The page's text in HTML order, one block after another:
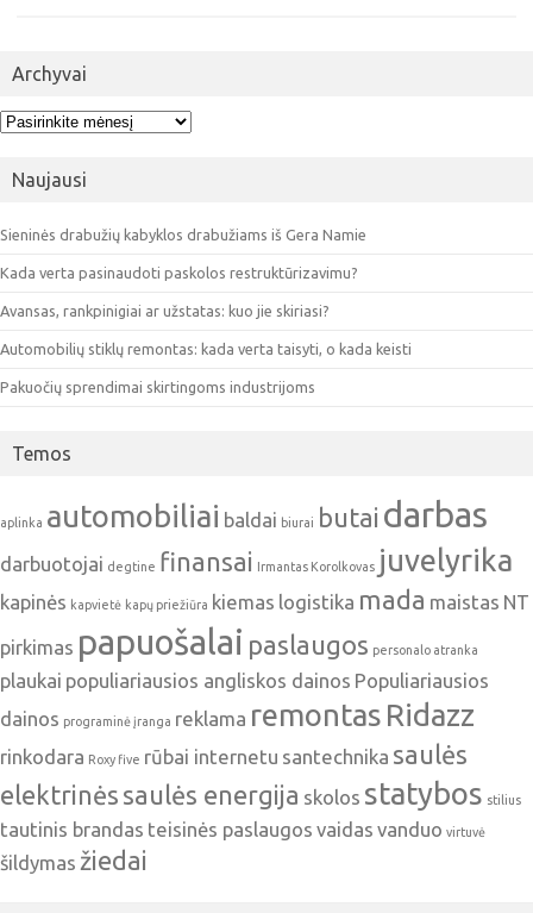
Archyvai
Archyvai
Naujausi
Sieninės drabužių kabyklos drabužiams iš Gera Namie
Kada verta pasinaudoti paskolos restruktūrizavimu?
Avansas, rankpinigiai ar užstatas: kuo jie skiriasi?
Automobilių stiklų remontas: kada verta taisyti, o kada keisti
Pakuočių sprendimai skirtingoms industrijoms
Temos
aplinka automobiliai baldai biurai butai darbas
darbuotojai degtine finansai Irmantas Korolkovas juvelyrika
kapinės kapvietė kapų priežiūra kiemas logistika mada maistas NT
pirkimas papuošalai paslaugos personalo atranka
plaukai populiariausios angliskos dainos Populiariausios
dainos programinė įranga reklama remontas Ridazz
rinkodara Roxy five rūbai internetu santechnika saulės
elektrinės saulės energija skolos statybos stilius
tautinis brandas teisinės paslaugos vaidas vanduo virtuvė
šildymas žiedai